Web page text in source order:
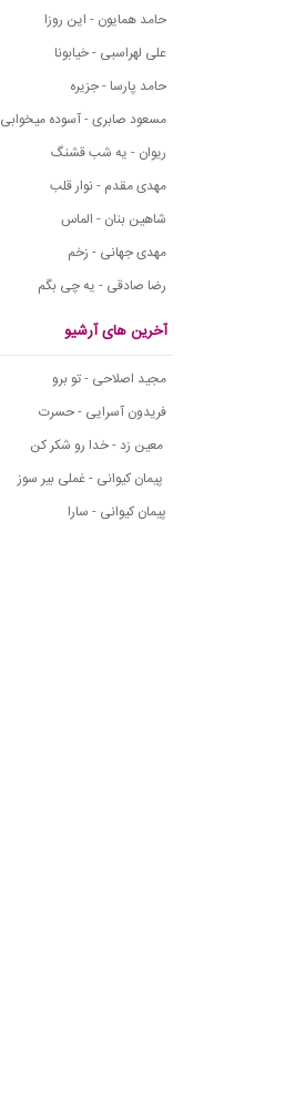
حامد همایون - این روزا
علی لهراسبی - خیابونا
حامد پارسا - جزیره
مسعود صابری - آسوده میخوابی
ریوان - یه شب قشنگ
مهدی مقدم - نوار قلب
شاهین بنان - الماس
مهدی جهانی - زخم
رضا صادقی - یه چی بگم
آخرین های آرشیو
مجید اصلاحی - تو برو
فریدون آسرایی - حسرت
معین زد - خدا رو شکر کن
پیمان کیوانی - غملی بیر سوز
پیمان کیوانی - سارا